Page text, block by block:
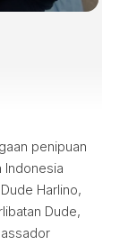
penipuan
Indonesia
Harlino,
Dude,